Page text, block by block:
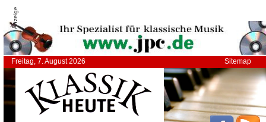
Anzeige
Freitag, 7. August 2026 Sitemap